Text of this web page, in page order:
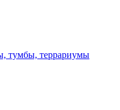
тумбы, террариумы